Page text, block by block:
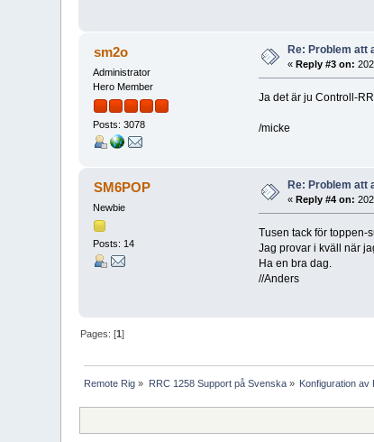
sm2o
Administrator
Hero Member
Posts: 3078
Re: Problem att
«Reply #3 on:
Ja det är ju Controll-
/micke
SM6POP
Newbie
Posts: 14
Re: Problem att
«Reply #4 on:
Tusen tack för toppen-
Jag provar i kväll när
Ha en bra dag.
//Anders
Pages: [1]
Remote Rig » RRC 1258 Support på Svenska» Konfiguration av